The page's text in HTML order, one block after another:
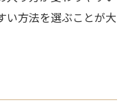
い方法を選ぶことが大